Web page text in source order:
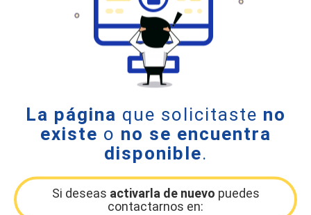
La página que solicitaste no
existe o no se encuentra
disponible.
Si deseas activarla de nuevo puedes
contactarnos en: